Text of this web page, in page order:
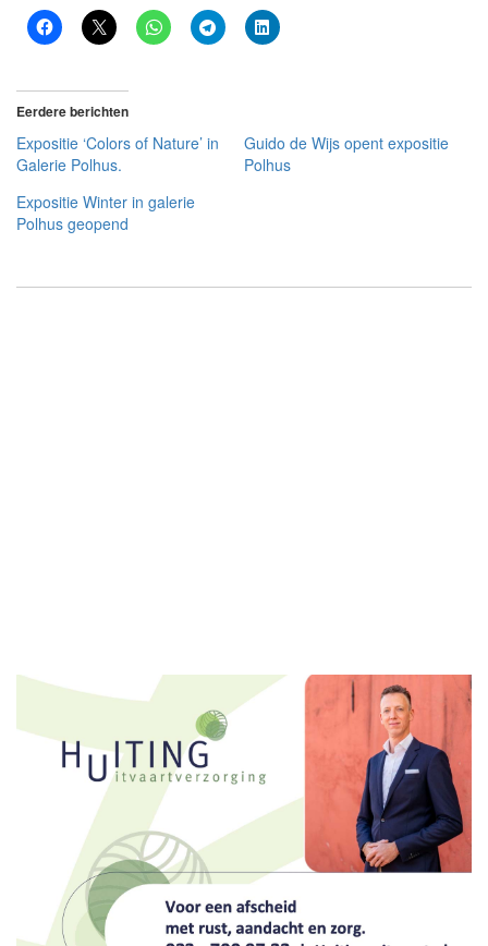
Eerdere berichten
Expositie ‘Colors of Nature’ in
Galerie Polhus.
Guido de Wijs opent expositie
Polhus
Expositie Winter in galerie
Polhus geopend